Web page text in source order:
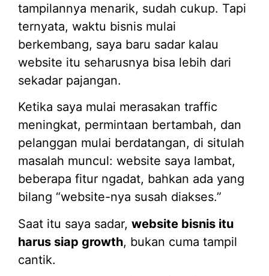
tampilannya menarik, sudah cukup. Tapi
ternyata, waktu bisnis mulai
berkembang, saya baru sadar kalau
website itu seharusnya bisa lebih dari
sekadar pajangan.
Ketika saya mulai merasakan traffic
meningkat, permintaan bertambah, dan
pelanggan mulai berdatangan, di situlah
masalah muncul: website saya lambat,
beberapa fitur ngadat, bahkan ada yang
bilang “website-nya susah diakses.”
Saat itu saya sadar, website bisnis itu
harus siap growth, bukan cuma tampil
cantik.